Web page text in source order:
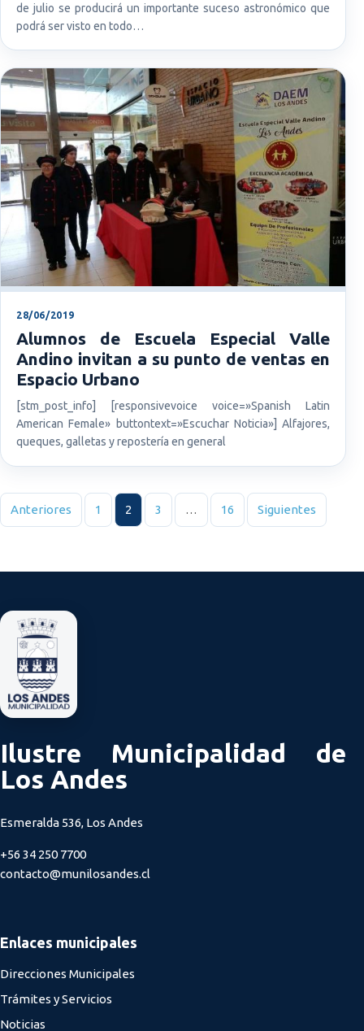
de julio se producirá un importante suceso astronómico que
podrá ser visto en todo…
28/06/2019
Alumnos de Escuela Especial Valle
Andino invitan a su punto de ventas en
Espacio Urbano
[stm_post_info] [responsivevoice voice=»Spanish Latin
American Female» buttontext=»Escuchar Noticia»] Alfajores,
queques, galletas y repostería en general
Paginación de entradas
Anteriores 1 2 3 … 16 Siguientes
Ilustre Municipalidad de
Los Andes
Esmeralda 536, Los Andes
+56 34 250 7700
contacto@munilosandes.cl
Enlaces municipales
Direcciones Municipales
Trámites y Servicios
Noticias